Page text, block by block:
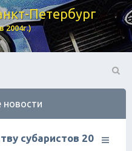
Петербург
2004г.)
П
новости
субаристов 20